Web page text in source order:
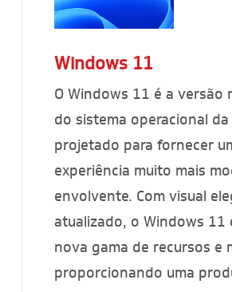
Windows 11
O Windows 11 é a versão
do sistema operacional
projetado para fornecer
experiência muito mais
envolvente. Com visual
atualizado, o Windows 11
nova gama de recursos e
proporcionando uma